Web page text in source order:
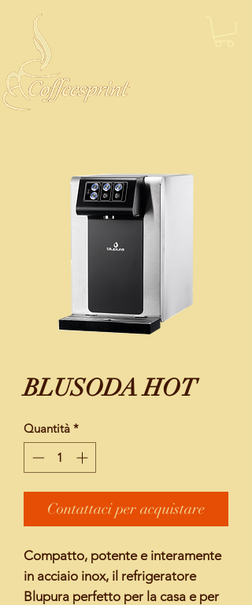
BLUSODA HOT
Quantità *
Contattaci per acquistare
Compatto, potente e interamente
in acciaio inox, il refrigeratore
Blupura perfetto per la casa e per